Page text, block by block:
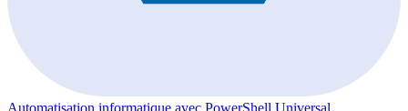
Automatisation informatique avec PowerShell Universal